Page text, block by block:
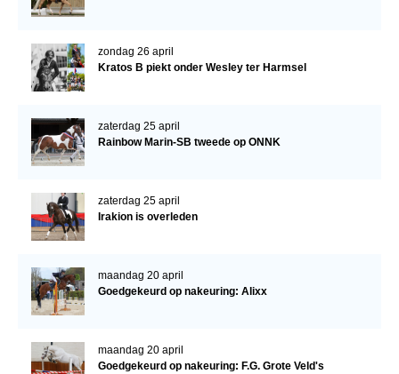
zondag 26 april
Kratos B piekt onder Wesley ter Harmsel
zaterdag 25 april
Rainbow Marin-SB tweede op ONNK
zaterdag 25 april
Irakion is overleden
maandag 20 april
Goedgekeurd op nakeuring: Alixx
maandag 20 april
Goedgekeurd op nakeuring: F.G. Grote Veld's